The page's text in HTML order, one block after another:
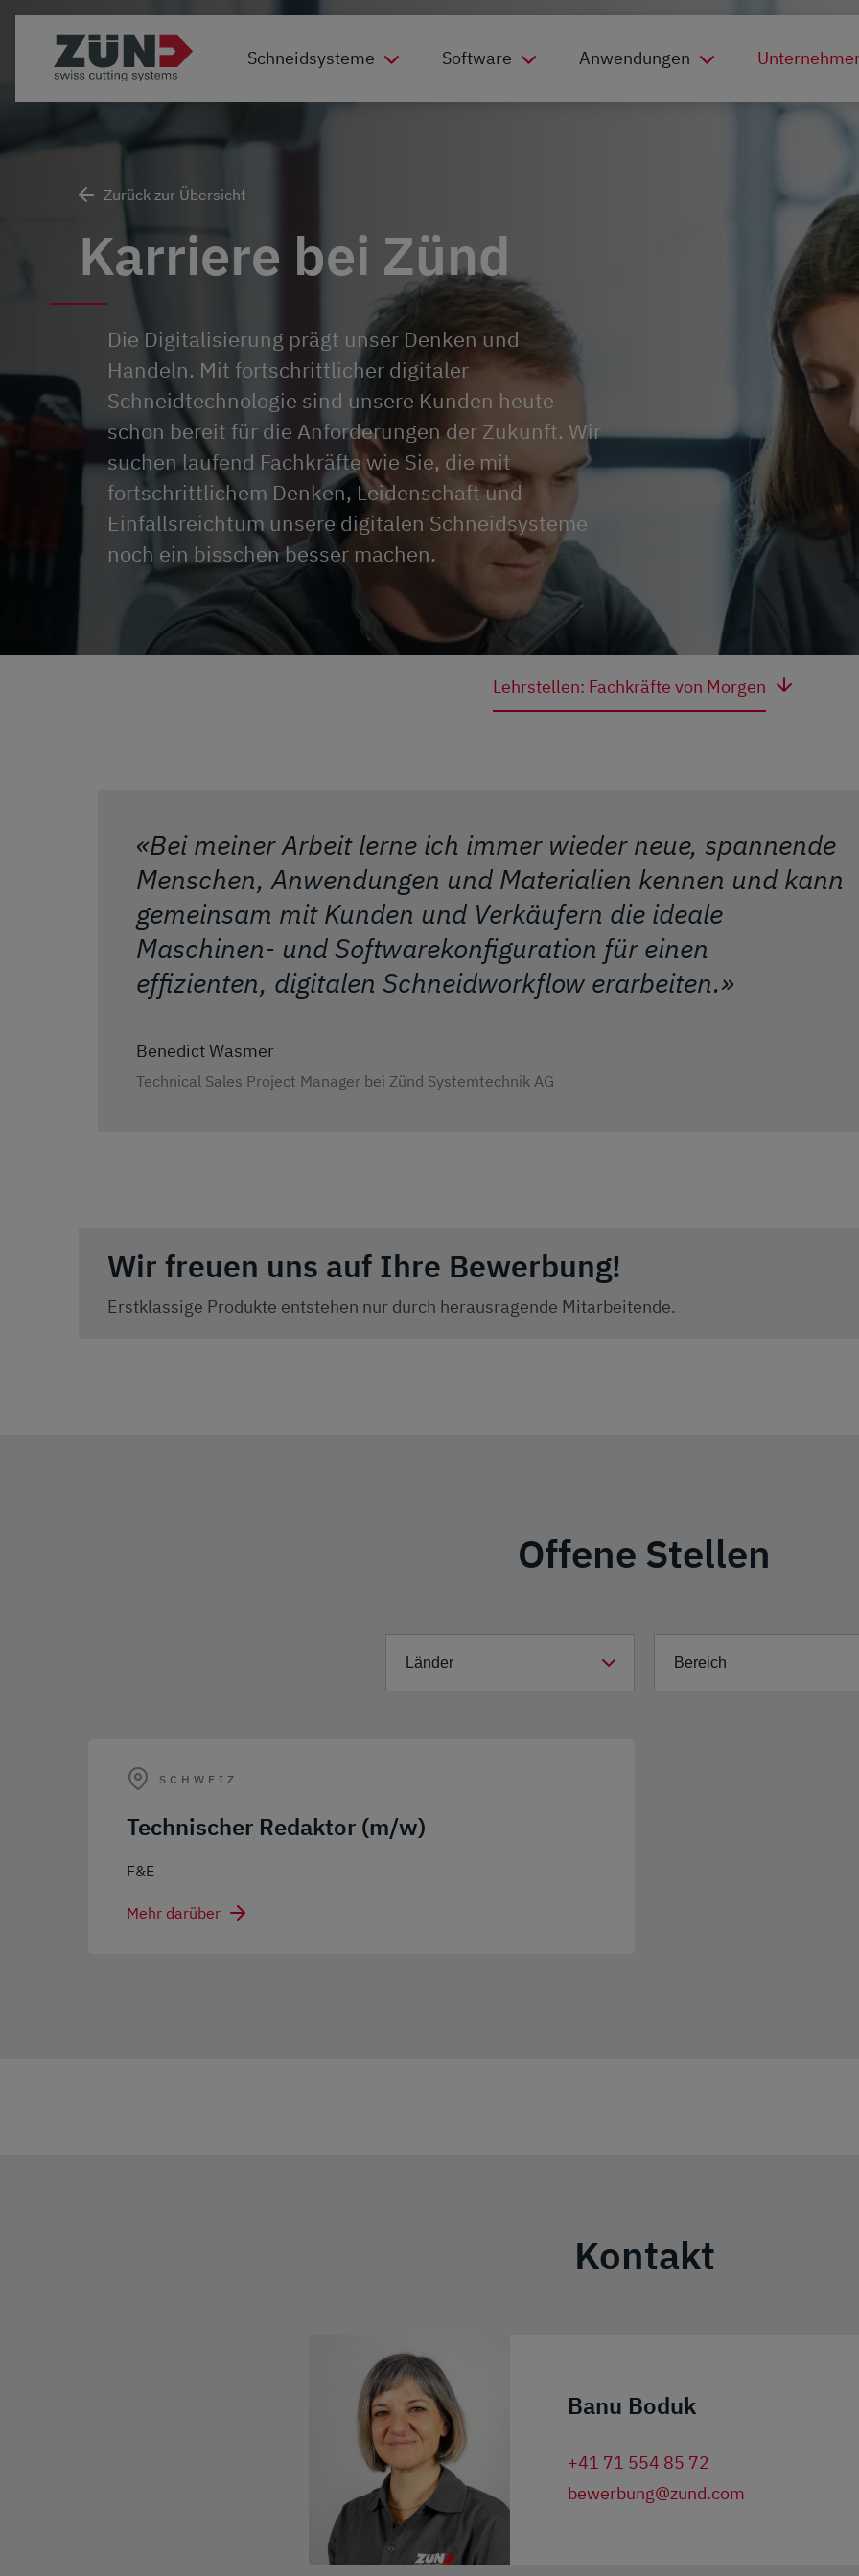
Schneidsysteme Software Anwendungen
Zurück zur Übersicht
Karriere bei Zünd
Die Digitalisierung prägt unser Denken und
Handeln. Mit fortschrittlicher digitaler
Schneidtechnologie sind unsere Kunden heute
schon bereit für die Anforderungen der Zukunft. Wir
suchen laufend Fachkräfte wie Sie, die mit
fortschrittlichem Denken, Leidenschaft und
Einfallsreichtum unsere digitalen Schneidsysteme
noch ein bisschen besser machen.
Lehrstellen: Fachkräfte von Morgen
«Bei meiner Arbeit lerne ich immer wieder neue, spannende
Menschen, Anwendungen und Materialien kennen und kann
gemeinsam mit Kunden und Verkäufern die ideale
Maschinen- und Softwarekonfiguration für einen
effizienten, digitalen Schneidworkflow erarbeiten.»
Benedict Wasmer
Technical Sales Project Manager bei Zünd Systemtechnik AG
Wir freuen uns auf Ihre Bewerbung!
Erstklassige Produkte entstehen nur durch herausragende Mitarbeitende.
Offene Stellen
SCHWEIZ
Technischer Redaktor (m/w)
F&E
Mehr darüber
Kontakt
Banu Boduk
+41 71 554 85 72
bewerbung@zund.com